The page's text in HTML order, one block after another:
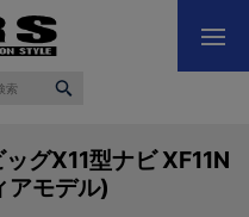
グX11型ナビ XF11N
アモデル)